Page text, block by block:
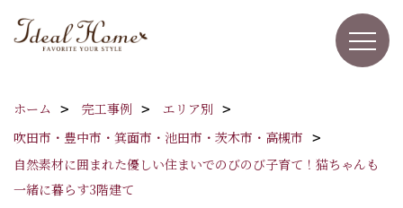
ホーム 完工事例
エリア別
吹田市・豊中市・箕面市・池田市・茨木市・高槻市
自然素材に囲まれた優しい住まいでのびのび子育て！猫ちゃんも
一緒に暮らす3階建て